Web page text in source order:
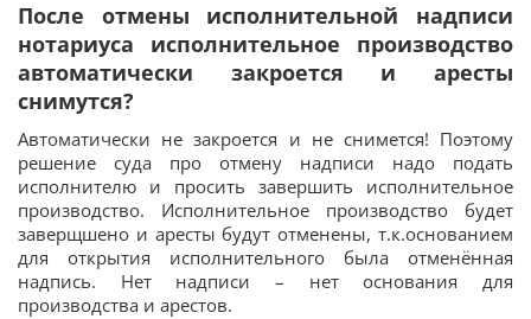
После отмены исполнительной надписи
нотариуса исполнительное производство
автоматически закроется и аресты
снимутся?
Автоматически не закроется и не снимется! Поэтому
решение суда про отмену надписи надо подать
исполнителю и просить завершить исполнительное
производство. Исполнительное производство будет
заверщшено и аресты будут отменены, т.к.основанием
для открытия исполнительного была отменённая
надпись. Нет надписи – нет основания для
производства и арестов.